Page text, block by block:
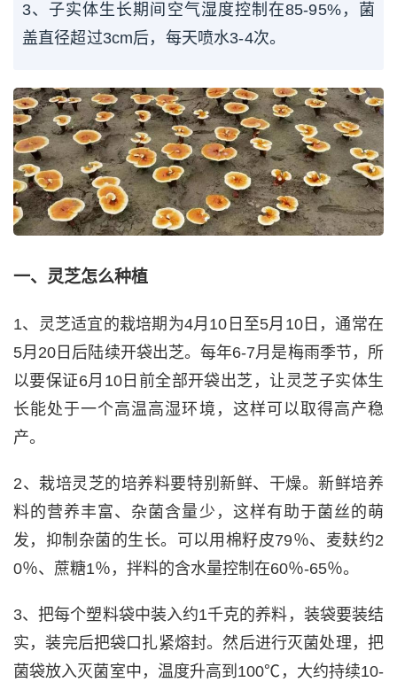
3、子实体生长期间空气湿度控制在85-95%，菌
盖直径超过3cm后，每天喷水3-4次。
一、灵芝怎么种植
1、灵芝适宜的栽培期为4月10日至5月10日，通常在
5月20日后陆续开袋出芝。每年6-7月是梅雨季节，所
以要保证6月10日前全部开袋出芝，让灵芝子实体生
长能处于一个高温高湿环境，这样可以取得高产稳
产。
2、栽培灵芝的培养料要特别新鲜、干燥。新鲜培养
料的营养丰富、杂菌含量少，这样有助于菌丝的萌
发，抑制杂菌的生长。可以用棉籽皮79％、麦麸约2
0％、蔗糖1％，拌料的含水量控制在60％-65％。
3、把每个塑料袋中装入约1千克的养料，装袋要装结
实，装完后把袋口扎紧熔封。然后进行灭菌处理，把
菌袋放入灭菌室中，温度升高到100℃，大约持续10-